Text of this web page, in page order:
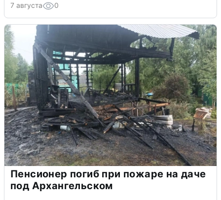
7 августа 0
Пенсионер погиб при пожаре на даче
под Архангельском